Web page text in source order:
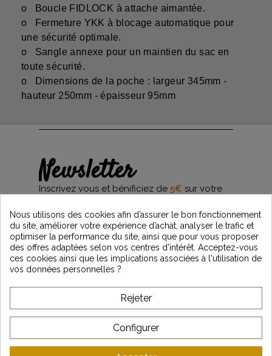
o Boucle FIDLOCK à attache aimantée.
o Fermeture YKK à blocage automatique pour
une sécurité optimale.
o Sangle annexe pour un maintien du sac en
toute sécurité.
o Dimensions de la poche : largeur 345mm -
hauteur 250mm - épaisseur 95mm
Newsletter
Inscrivez vous et bénificiez de 5€ sur votre
et restez informés des dernières nouveautés
Vintage Motors
*Dès 99€ d'achat. En vous abonnant à notre newsletter, vous reconnaissez avoir pris
l'acceptez.
A PROPOS DE VINTAGE
SERVICE CLIENT
Nous utilisons des cookies afin d’assurer le bon fonctionnement
du site, améliorer votre expérience d’achat, analyser le trafic et
optimiser la performance du site, ainsi que pour vous proposer
des offres adaptées selon vos centres d’intérêt. Acceptez-vous
ces cookies ainsi que les implications associées à l'utilisation de
vos données personnelles ?
Rejeter
Configurer